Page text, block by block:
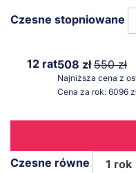
Czesne stopniowane
12 rat508 zł550 zł
Najniższa cena z
Cena za rok: 6096
Czesne równe 1 rok